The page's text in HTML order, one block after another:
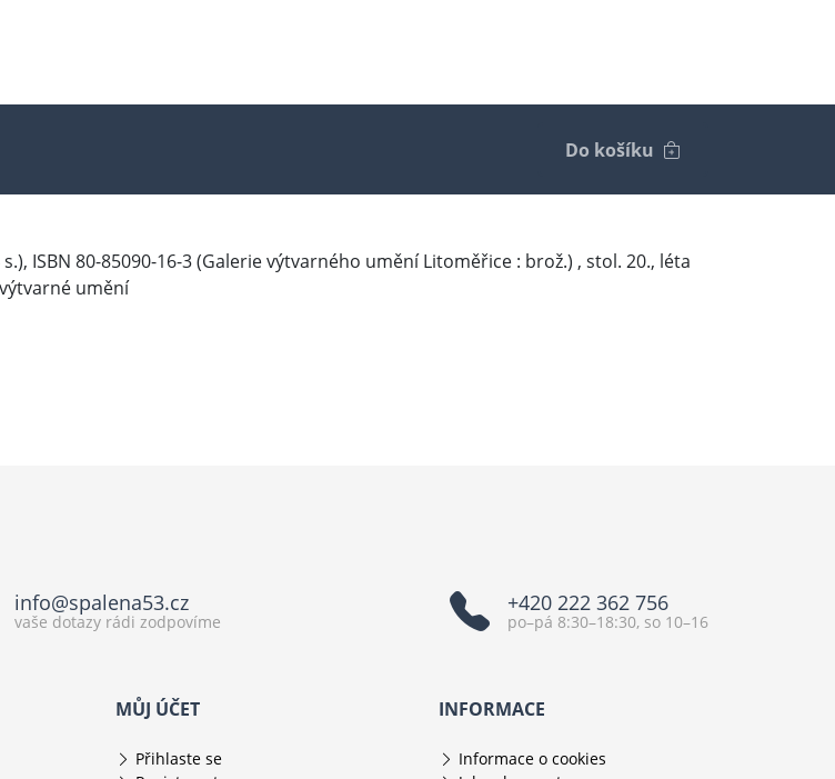
Do košíku
ISBN 80-85090-16-3 (Galerie výtvarného umění Litoměřice : brož.) , stol. 20., léta
umění
info@spalena53.cz
vaše dotazy rádi zodpovíme
+420 222 362 756
po–pá 8:30–18:30, so 10–16
MŮJ ÚČET
Přihlaste se
INFORMACE
Informace o cookies